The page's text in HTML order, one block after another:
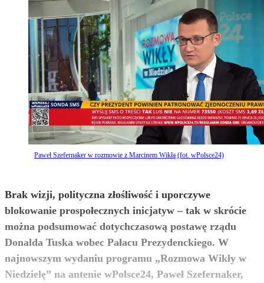
Paweł Szefernaker w rozmowie z Marcinem Wikłą (fot. wPolsce24)
Brak wizji, polityczna złośliwość i uporczywe
blokowanie prospołecznych inicjatyw – tak w skrócie
można podsumować dotychczasową postawę rządu
Donalda Tuska wobec Pałacu Prezydenckiego. W
najnowszym wydaniu programu „Rozmowa Wikły w
Niedzielę” na antenie wPolsce24, Paweł Szefernaker,